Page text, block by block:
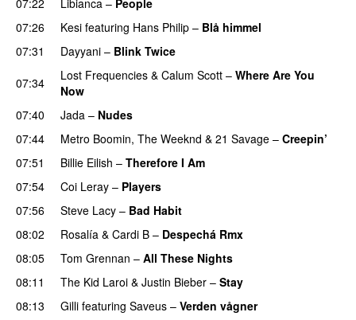
07:26 Kesi featuring Hans Philip – Blå himmel
07:31
Dayyani – Blink Twice
07:34 Lost Frequencies & Calum Scott – Where Are You
Now
07:40
Jada – Nudes
07:44 Metro Boomin, The Weeknd & 21 Savage – Creepin’
07:51
Billie Eilish – Therefore I Am
07:54
Coi Leray – Players
07:56 Steve Lacy – Bad Habit
08:02
Rosalía & Cardi B – Despechá Rmx
08:05
Tom Grennan – All These Nights
08:11 The Kid Laroi & Justin Bieber – Stay
08:13
Gilli featuring Saveus – Verden vågner